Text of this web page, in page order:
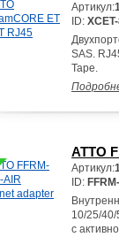
Артикул:
ID:
SAS.
Tape.
ATTO
Артикул:
ID:
10/25/
с